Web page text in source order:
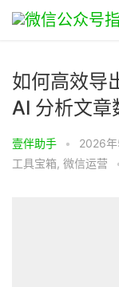
如何高效导
AI 分析文章
壹伴助手 • 2026
工具宝箱, 微信运营